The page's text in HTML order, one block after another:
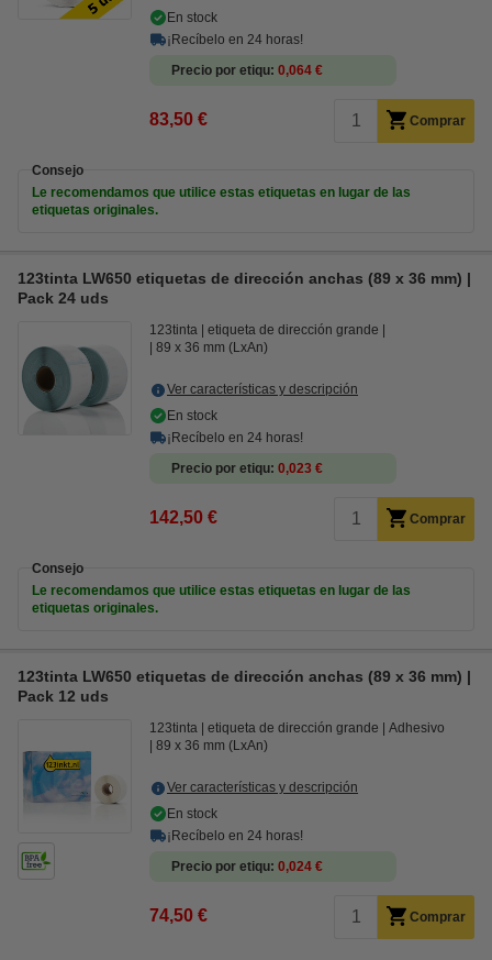
En stock
¡Recíbelo en 24 horas!
Precio por etiqu 0,064 €
83,50 € Comprar
Consejo
Le recomendamos que utilice estas etiquetas en lugar de las
etiquetas originales.
123tinta LW650 etiquetas de dirección anchas (89 x 36 mm) |
Pack 24 uds
123tinta
etiqueta de dirección grande
89 x 36 mm (LxAn)
Ver características y descripción
En stock
¡Recíbelo en 24 horas!
Precio por etiqu 0,023 €
142,50 € Comprar
Consejo
Le recomendamos que utilice estas etiquetas en lugar de las
etiquetas originales.
123tinta LW650 etiquetas de dirección anchas (89 x 36 mm) |
Pack 12 uds
123tinta etiqueta de dirección grande
Adhesivo
89 x 36 mm (LxAn)
Ver características y descripción
En stock
¡Recíbelo en 24 horas!
Precio por etiqu 0,024 €
74,50 € Comprar